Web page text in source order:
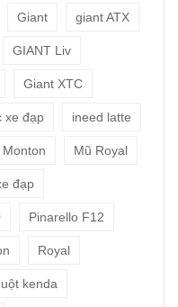
Giant giant ATX
GIANT Liv
Giant XTC
xe đạp ineed latte
Monton Mũ Royal
đạp
Pinarello F12
Royal
kenda